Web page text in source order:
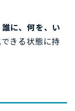
誰に、何を、い
きる状態に持